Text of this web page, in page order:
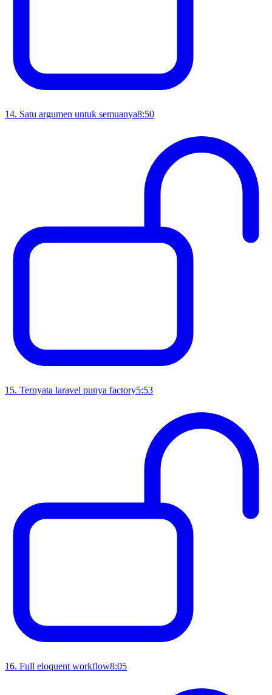
14. Satu argumen untuk semuanya8:50
15. Ternyata laravel punya factory5:53
16. Full eloquent workflow8:05